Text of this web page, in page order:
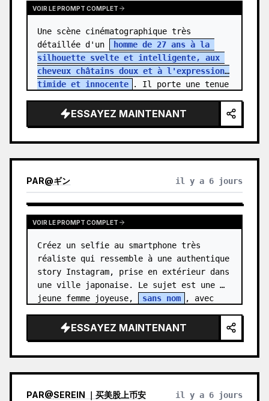
VOIR LE PROMPT COMPLET
Une scène cinématographique très
détaillée d'un
homme de 27 ans à la
silhouette svelte et intelligente, aux
cheveux châtains doux et à l'expression
timide et innocente
. Il porte une tenue
ESSAYEZ MAINTENANT
PAR@ギン il y a 6 jours
VOIR LE PROMPT COMPLET
Créez un selfie au smartphone très
réaliste qui ressemble à une authentique
story Instagram, prise en extérieur dans
une ville japonaise. Le sujet est une
jeune femme joyeuse,
sans nom
, avec
ESSAYEZ MAINTENANT
PAR@SEREIN ｜买美股上币安 il y a 6 jours